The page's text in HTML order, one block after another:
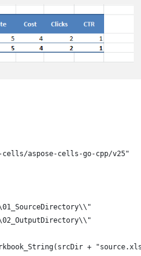
aspose-cells-go-cpp/v25"
+